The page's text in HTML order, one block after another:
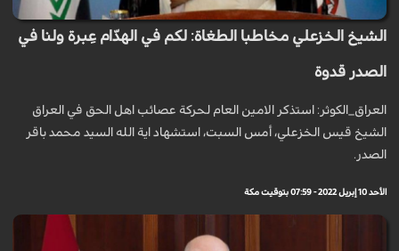
الشيخ الخزعلي مخاطبا الطغاة: لكم في الهدّام عِبرة ولنا في
الصدر قدوة
العراق_الكوثر: استذكر الامين العام لحركة عصائب اهل الحق في العراق
الشيخ قيس الخزعلي، أمس السبت، استشهاد اية الله السيد محمد باقر
الصدر.
الأحد 10 إبريل 2022 - 07:59 بتوقيت مكة